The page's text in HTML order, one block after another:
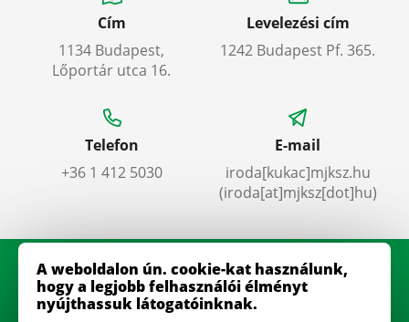
Cím
1134 Budapest,
Lőportár utca 16.
Levelezési cím
1242 Budapest Pf. 365.
Telefon
+36 1 412 5030
E-mail
iroda[kukac]mjksz.hu
(iroda[at]mjksz[dot]hu)
A weboldalon ún. cookie-kat használunk,
hogy a legjobb felhasználói élményt
nyújthassuk látogatóinknak.